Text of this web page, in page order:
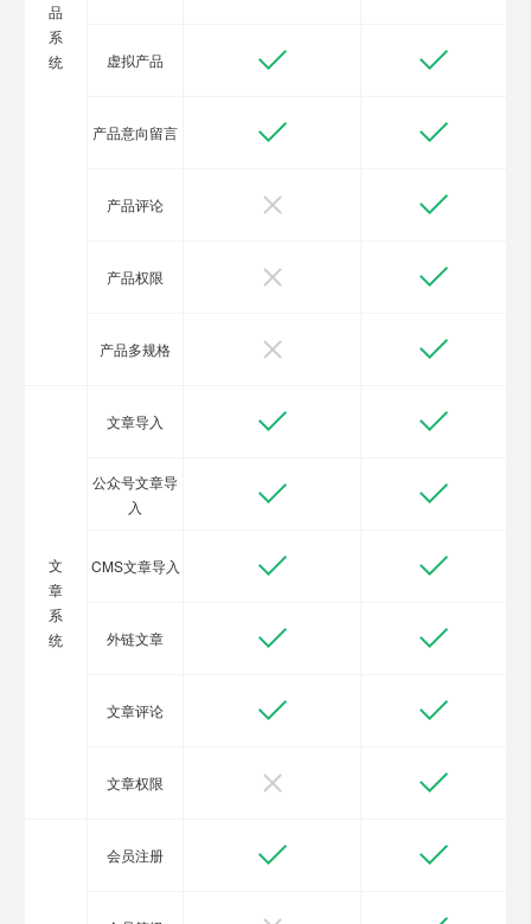
品
系
统
虚拟产品
产品意向留言
产品评论
产品权限
产品多规格
文
章
系
统
文章导入
公众号文章导
入
CMS文章导入
外链文章
文章评论
文章权限
会员注册